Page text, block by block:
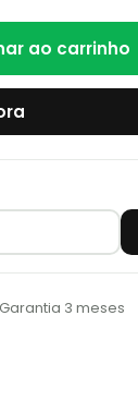
ao carrinho
Garantia 3 meses